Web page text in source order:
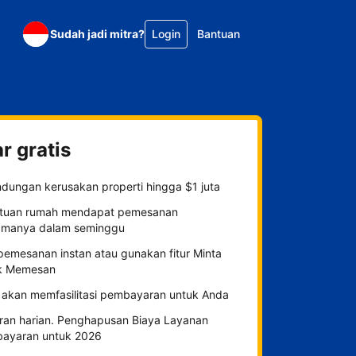
Sudah jadi mitra? Login Bantuan
gratis
kerusakan properti hingga $1 juta
rumah mendapat pemesanan
dalam seminggu
instan atau gunakan fitur Minta
Memesan
akan memfasilitasi pembayaran untuk Anda
harian. Penghapusan Biaya Layanan
untuk 2026